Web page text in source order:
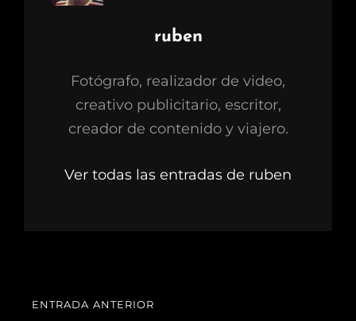
Autor:
ruben
Fotógrafo, realizador de video,
creativo publicitario, escritor,
creador de contenido y viajero.
Ver todas las entradas de ruben
Navegación
ENTRADA
ENTRADA ANTERIOR